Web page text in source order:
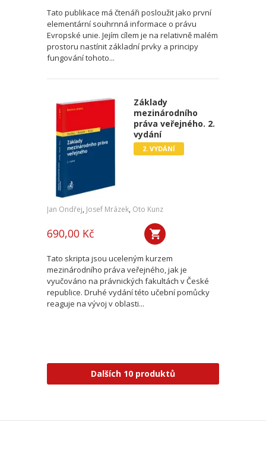
Tato publikace má čtenáři posloužit jako první
elementární souhrnná informace o právu
Evropské unie. Jejím cílem je na relativně malém
prostoru nastínit základní prvky a principy
fungování tohoto...
Základy
mezinárodního
práva veřejného. 2.
vydání
2. VYDÁNÍ
Jan Ondřej, Josef Mrázek, Oto Kunz
690,00 Kč
Tato skripta jsou uceleným kurzem
mezinárodního práva veřejného, jak je
vyučováno na právnických fakultách v České
republice. Druhé vydání této učební pomůcky
reaguje na vývoj v oblasti...
Dalších 10 produktů